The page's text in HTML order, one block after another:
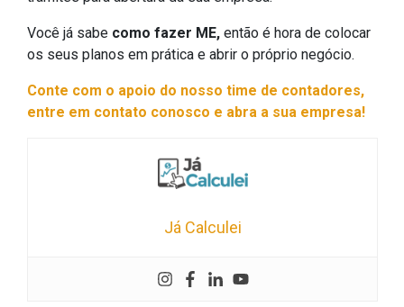
Você já sabe como fazer ME, então é hora de colocar
os seus planos em prática e abrir o próprio negócio.
Conte com o apoio do nosso time de contadores,
entre em contato conosco e abra a sua empresa!
Já Calculei